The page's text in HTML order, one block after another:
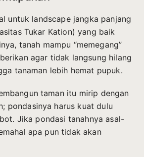
untuk landscape jangka panjang
Tukar Kation) yang baik
tanah mampu “memegang”
agar tidak langsung hilang
tanaman lebih hemat pupuk.
taman itu mirip dengan
pondasinya harus kuat dulu
Jika pondasi tanahnya asal-
apa pun tidak akan